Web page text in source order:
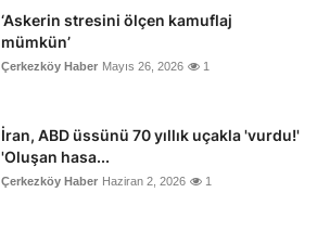
‘Askerin stresini ölçen kamuflaj
mümkün’
Çerkezköy Haber Mayıs 26, 2026 1
İran, ABD üssünü 70 yıllık uçakla 'vurdu!'
'Oluşan hasa...
Çerkezköy Haber Haziran 2, 2026 1